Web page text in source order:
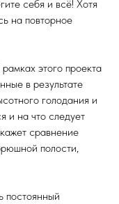
себя и всё! Хотя
на повторное
этого проекта
в результате
голодания и
и на что следует
сравнение
полости,
постоянный